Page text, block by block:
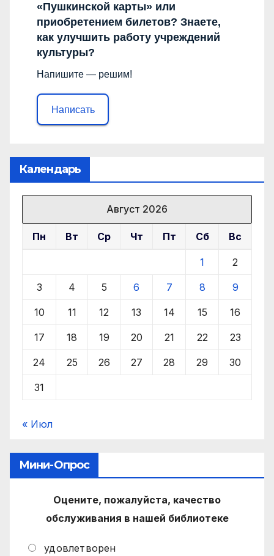
«Пушкинской карты» или
приобретением билетов? Знаете,
как улучшить работу учреждений
культуры?
Напишите — решим!
Написать
Календарь
Август 2026
Пн Вт Ср Чт Пт Сб Вс
1 2
3 4 5 6 7 8 9
10 11 12 13 14 15 16
17 18 19 20 21 22 23
24 25 26 27 28 29 30
31
« Июл
Мини-Опрос
Оцените, пожалуйста, качество
обслуживания в нашей библиотеке
удовлетворен